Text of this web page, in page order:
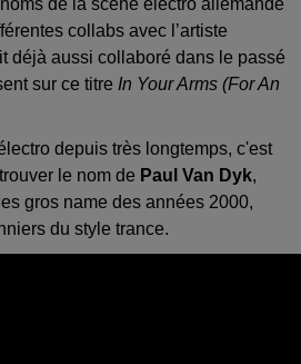
de la scène électro allemande
collabs avec l’artiste
déjà aussi collaboré dans le passé
sur ce titre In Your Arms (For An
depuis très longtemps, c'est
le nom de Paul Van Dyk,
gros name des années 2000,
du style trance.